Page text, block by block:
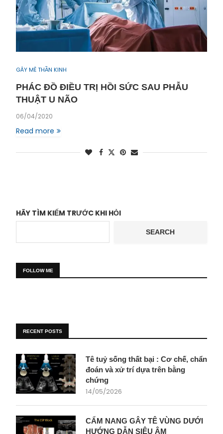
GÂY MÊ THẦN KINH
PHÁC ĐỒ ĐIỀU TRỊ HỒI SỨC SAU PHẪU
THUẬT U NÃO
06/04/2020
Read more
HÃY TÌM KIẾM TRƯỚC KHI HỎI
SEARCH
FOLLOW ME
RECENT POSTS
Tê tuỷ sống thất bại : Cơ chế, chẩn
đoán và xử trí dựa trên bằng
chứng
14/05/2026
CẨM NANG GÂY TÊ VÙNG DƯỚI
HƯỚNG DẪN SIÊU ÂM